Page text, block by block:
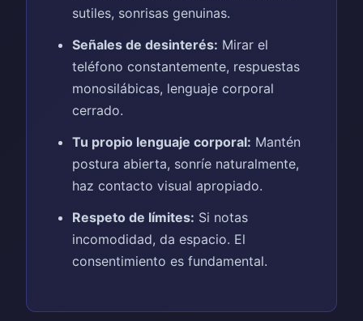
sutiles, sonrisas genuinas.
Señales de desinterés: Mirar el
teléfono constantemente, respuestas
monosilábicas, lenguaje corporal
cerrado.
Tu propio lenguaje corporal: Mantén
postura abierta, sonríe naturalmente,
haz contacto visual apropiado.
Respeto de límites: Si notas
incomodidad, da espacio. El
consentimiento es fundamental.